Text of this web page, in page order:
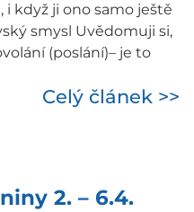
i když ji ono samo ještě
smysl Uvědomuji si,
(poslání)– je to
Celý článek >>
2. – 6.4.